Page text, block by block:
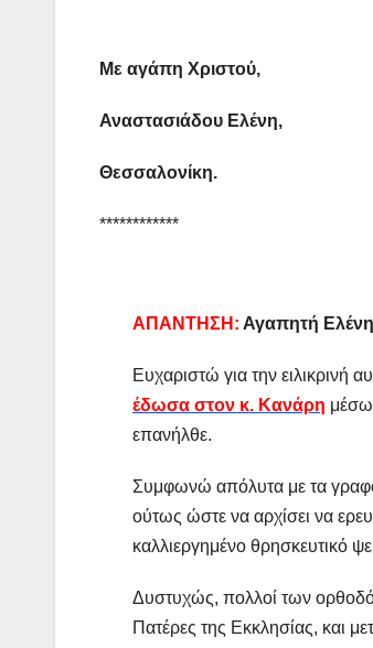
Με αγάπη Χριστού,
Αναστασιάδου Ελένη,
Θεσσαλονίκη.
************
ΑΠΑΝΤΗΣΗ: Αγαπητή
Ευχαριστώ για την
έδωσα στον κ. Κανάρη μέσω
επανήλθε.
Συμφωνώ απόλυτα με τα
ούτως ώστε να αρχίσει να
καλλιεργημένο θρησκευτικό
Δυστυχώς, πολλοί των
Πατέρες της Εκκλησίας, και